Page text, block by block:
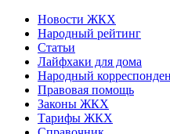
Новости ЖКХ
Народный рейтинг
Статьи
Лайфхаки для дома
Народный
Правовая помощь
Законы ЖКХ
Тарифы ЖКХ